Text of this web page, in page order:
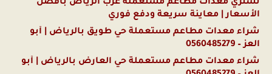
نشتري معدات مطاعم مستعملة غرب الرياض بأفضل
الأسعار | معاينة سريعة ودفع فوري
شراء معدات مطاعم مستعملة حي طويق بالرياض | أبو
العز – 0560485279
شراء معدات مطاعم مستعملة حي العارض بالرياض | أبو